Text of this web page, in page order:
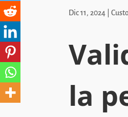
Dic 11, 2024 |
la